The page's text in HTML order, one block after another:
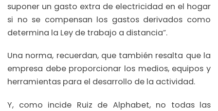
suponer un gasto extra de electricidad en el hogar
si no se compensan los gastos derivados como
determina la Ley de trabajo a distancia”.
Una norma, recuerdan, que también resalta que la
empresa debe proporcionar los medios, equipos y
herramientas para el desarrollo de la actividad.
Y, como incide Ruiz de Alphabet, no todas las